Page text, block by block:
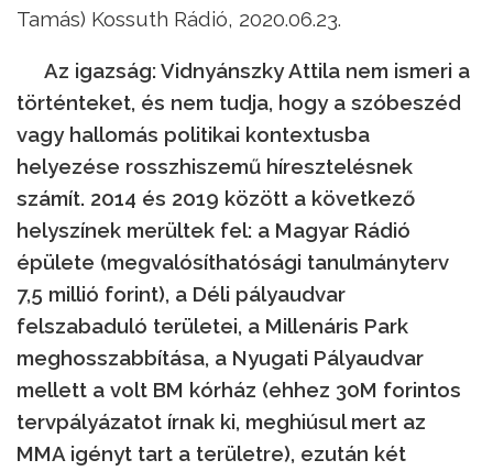
Tamás) Kossuth Rádió, 2020.06.23.
Az igazság: Vidnyánszky Attila nem ismeri a
történteket, és nem tudja, hogy a szóbeszéd
vagy hallomás politikai kontextusba
helyezése rosszhiszemű híresztelésnek
számít. 2014 és 2019 között a következő
helyszínek merültek fel: a Magyar Rádió
épülete (megvalósíthatósági tanulmányterv
7,5 millió forint), a Déli pályaudvar
felszabaduló területei, a Millenáris Park
meghosszabbítása, a Nyugati Pályaudvar
mellett a volt BM kórház (ehhez 30M forintos
tervpályázatot írnak ki, meghiúsul mert az
MMA igényt tart a területre), ezután két